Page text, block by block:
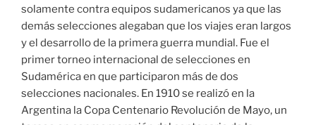
solamente contra equipos sudamericanos ya que las
demás selecciones alegaban que los viajes eran largos
y el desarrollo de la primera guerra mundial. Fue el
primer torneo internacional de selecciones en
Sudamérica en que participaron más de dos
selecciones nacionales. En 1910 se realizó en la
Argentina la Copa Centenario Revolución de Mayo, un